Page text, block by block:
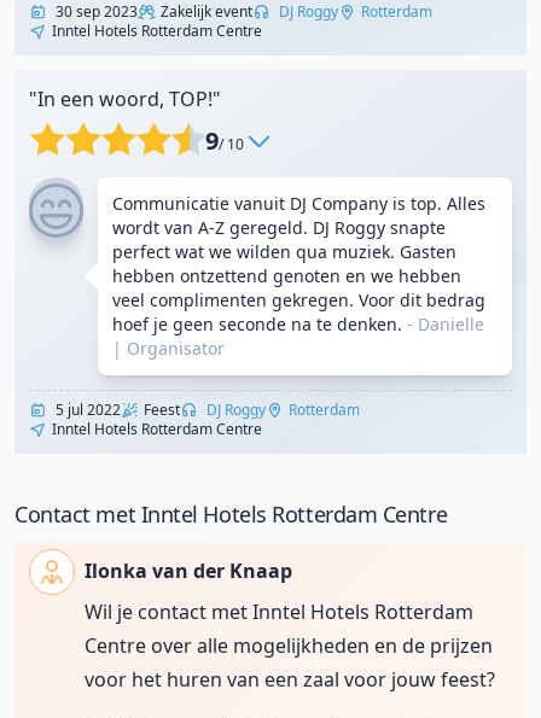
30 sep 2023 Zakelijk event DJ Roggy
Rotterdam
Inntel Hotels Rotterdam Centre
"In een woord, TOP!"
9/ 10
Communicatie vanuit DJ Company is top. Alles
wordt van A-Z geregeld. DJ Roggy snapte
perfect wat we wilden qua muziek. Gasten
hebben ontzettend genoten en we hebben
veel complimenten gekregen. Voor dit bedrag
hoef je geen seconde na te denken. - Danielle
| Organisator
5 jul 2022 Feest DJ Roggy
Rotterdam
Inntel Hotels Rotterdam Centre
Contact met Inntel Hotels Rotterdam Centre
Ilonka van der Knaap
Wil je contact met Inntel Hotels Rotterdam
Centre over alle mogelijkheden en de prijzen
voor het huren van een zaal voor jouw feest?